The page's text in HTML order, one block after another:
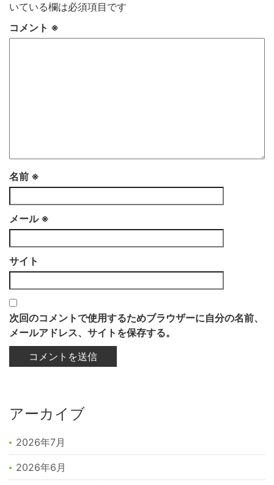
いている欄は必須項目です
コメント ※
名前 ※
メール ※
サイト
次回のコメントで使用するためブラウザーに自分の名前、
メールアドレス、サイトを保存する。
アーカイブ
2026年7月
2026年6月